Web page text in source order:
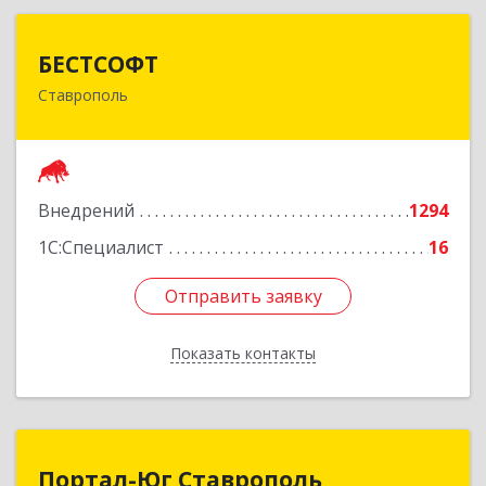
БЕСТСОФТ
Ставрополь
Внедрений
1294
1С:Специалист
16
Отправить заявку
Показать контакты
355011, Ставропольский край, Ставрополь г,
Отправить заявку
Назад
Портал-Юг Ставрополь